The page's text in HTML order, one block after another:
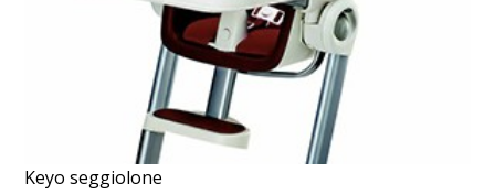
Keyo seggiolone